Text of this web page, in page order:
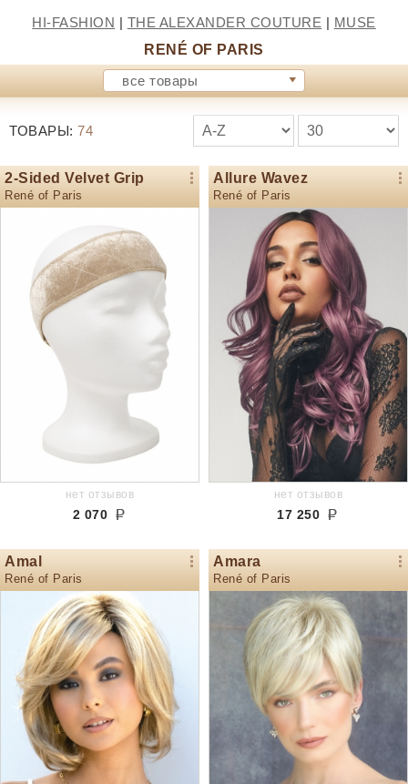
HI-FASHION | THE ALEXANDER COUTURE | MUSE
RENÉ OF PARIS
все товары
ТОВАРЫ: 74
2-Sided Velvet Grip
René of Paris
нет отзывов
2 070
Allure Wavez
René of Paris
нет отзывов
17 250
Amal
René of Paris
Amara
René of Paris